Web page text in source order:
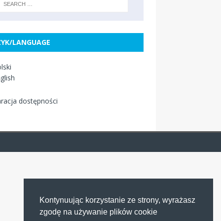
LANGUAGE
dostępności
Kontynuując korzystanie ze strony, wyrażasz
zgodę na używanie plików cookie